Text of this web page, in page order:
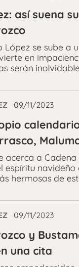
así suena
López se sube a
en
serán
09/11/2023
acerca a
espíritu
hermosas de
09/11/2023
y
una cita